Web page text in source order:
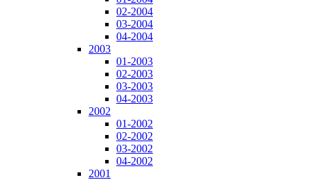
02-2004
03-2004
04-2004
2003
01-2003
02-2003
03-2003
04-2003
2002
01-2002
02-2002
03-2002
04-2002
2001